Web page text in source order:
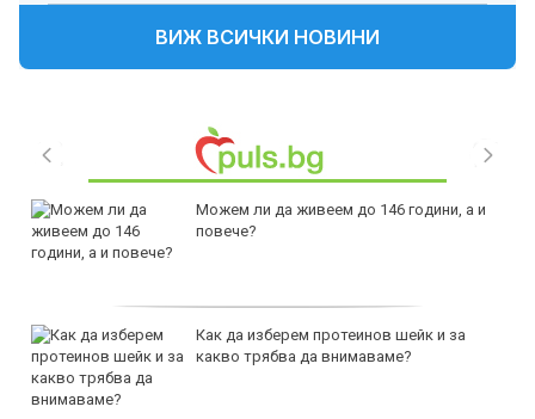
ВИЖ ВСИЧКИ НОВИНИ
Можем ли да живеем до 146 години, а и
повече?
Как да изберем протеинов шейк и за
какво трябва да внимаваме?